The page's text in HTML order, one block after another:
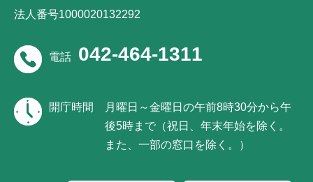
法人番号1000020132292
電話 042-464-1311
開庁時間
月曜日～金曜日の午前8時30分から午
後5時まで（祝日、年末年始を除く。
また、一部の窓口を除く。）